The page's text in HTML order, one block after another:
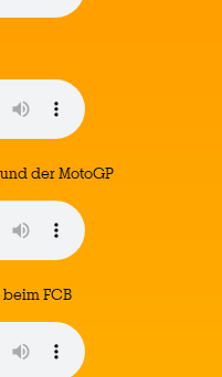
der MotoGP
FCB